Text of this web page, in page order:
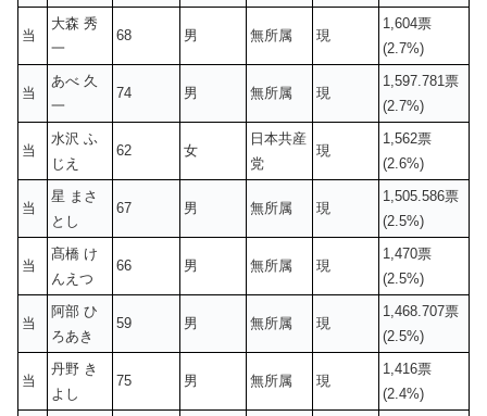
当
大森 秀
一
68 男 無所属 現
1,604票
(2.7%)
当
あべ 久
一
74 男 無所属 現
1,597.781票
(2.7%)
当
水沢 ふ
じえ
62 女
日本共産
党
現
1,562票
(2.6%)
当
星 まさ
とし
67 男 無所属 現
1,505.586票
(2.5%)
当
髙橋 け
んえつ
66 男 無所属 現
1,470票
(2.5%)
当
阿部 ひ
ろあき
59 男 無所属 現
1,468.707票
(2.5%)
当
丹野 き
よし
75 男 無所属 現
1,416票
(2.4%)